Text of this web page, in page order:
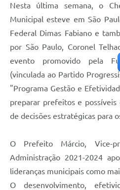
Nesta última semana, o
Municipal esteve em São
Federal Dimas Fabiano e
por São Paulo, Coronel
evento promovido pela
(vinculada ao Partido
"Programa Gestão e
preparar prefeitos e possíveis
de decisões estratégicas para
O Prefeito Márcio, Vice-
Administração 2021-2024
lideranças municipais como
O desenvolvimento,